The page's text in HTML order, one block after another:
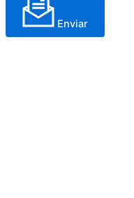
Enviar